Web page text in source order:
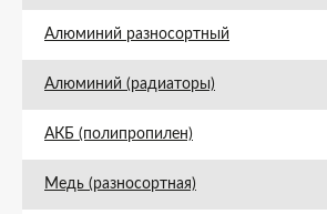
Алюминий разносортный
Алюминий (радиаторы)
АКБ (полипропилен)
Медь (разносортная)